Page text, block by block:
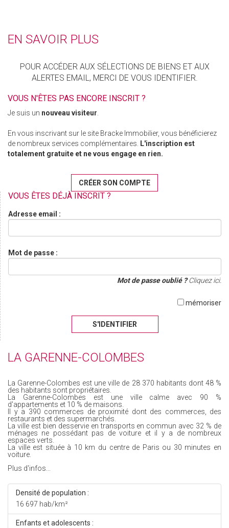
EN SAVOIR PLUS
POUR ACCÉDER AUX SÉLECTIONS DE BIENS ET AUX
ALERTES EMAIL, MERCI DE VOUS IDENTIFIER.
VOUS N'ÊTES PAS ENCORE INSCRIT ?
Je suis un nouveau visiteur.
En vous inscrivant sur le site Bracke Immobilier, vous bénéficierez
de nombreux services complémentaires. L'inscription est
totalement gratuite et ne vous engage en rien.
CRÉER SON COMPTE
VOUS ÊTES DÉJÀ INSCRIT ?
Adresse email :
Mot de passe :
Mot de passe oublié ?Cliquez ici.
mémoriser
S'IDENTIFIER
LA GARENNE-COLOMBES
La Garenne-Colombes est une ville de 28 370 habitants dont 48 %
des habitants sont propriétaires.
La Garenne-Colombes est une ville calme avec 90 %
d'appartements et 10 % de maisons.
Il y a 390 commerces de proximité dont des commerces, des
restaurants et des supermarchés.
La ville est bien desservie en transports en commun avec 32 % de
ménages ne possédant pas de voiture et il y a de nombreux
espaces verts.
La ville est située à 10 km du centre de Paris ou 30 minutes en
voiture.
Plus d'infos...
Densité de population :
16 697 hab/km²
Enfants et adolescents :